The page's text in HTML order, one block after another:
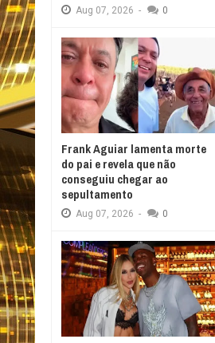
Aug 07, 2026 - 0
Frank Aguiar lamenta morte
do pai e revela que não
conseguiu chegar ao
sepultamento
Aug 07, 2026 - 0